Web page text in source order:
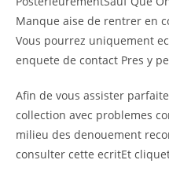
Manque aise de rentrer en
Vous pourrez uniquement
enquete de contact Pres y
Afin de vous assister
collection avec problemes
milieu des denouement
consulter cette ecritEt